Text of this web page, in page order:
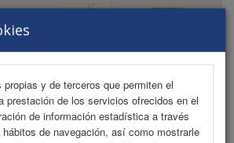
y de terceros que permiten el
prestación de los servicios ofrecidos en el
de información estadística a través
de navegación, así como mostrarle